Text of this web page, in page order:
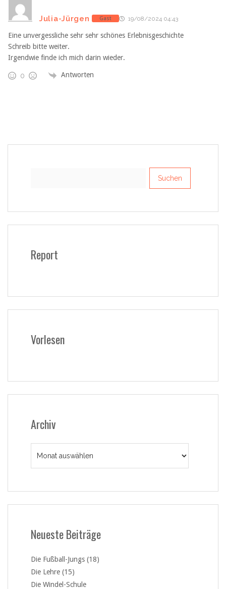
Julia-Jürgen Gast 19/08/2024 04:43
Eine unvergessliche sehr sehr schönes Erlebnisgeschichte
Schreib bitte weiter.
Irgendwie finde ich mich darin wieder.
0 Antworten
Report
Vorlesen
Archiv
Neueste Beiträge
Die Fußball-Jungs (18)
Die Lehre (15)
Die Windel-Schule